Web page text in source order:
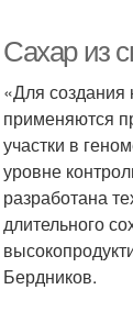
Сахар из
«Для создания
применяются
участки в
уровне
разработана
длительного
Бердников.